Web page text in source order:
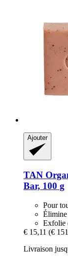
Ajouter
TAN
Bar, 100 g
Pour
Élimine
Exfolie
€ 15,11 (€
Livraison